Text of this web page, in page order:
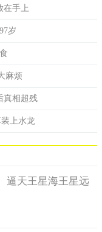
在手上
岁
麻烦
真相超残
上水龙
逼天王星海王星远